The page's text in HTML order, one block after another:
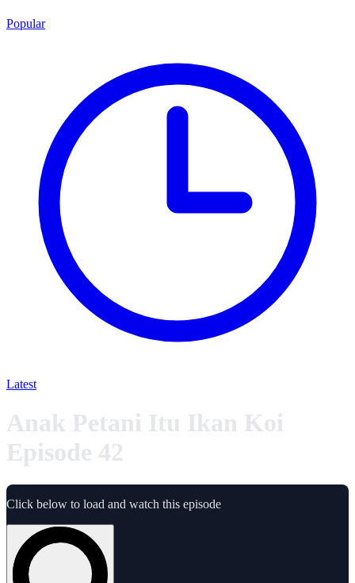
Popular
Latest
Anak Petani Itu Ikan Koi
Episode 42
Click below to load and watch this episode